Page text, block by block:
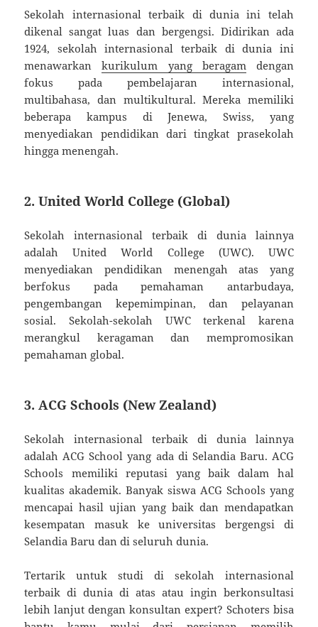
Sekolah internasional terbaik di dunia ini telah
dikenal sangat luas dan bergengsi. Didirikan ada
1924, sekolah internasional terbaik di dunia ini
menawarkankurikulum yang beragam dengan
fokus pada pembelajaran internasional,
multibahasa, dan multikultural. Mereka memiliki
beberapa kampus di Jenewa, Swiss, yang
menyediakan pendidikan dari tingkat prasekolah
hingga menengah.
2. United World College (Global)
Sekolah internasional terbaik di dunia lainnya
adalah United World College (UWC). UWC
menyediakan pendidikan menengah atas yang
berfokus pada pemahaman antarbudaya,
pengembangan kepemimpinan, dan pelayanan
sosial. Sekolah-sekolah UWC terkenal karena
merangkul keragaman dan mempromosikan
pemahaman global.
3. ACG Schools (New Zealand)
Sekolah internasional terbaik di dunia lainnya
adalah ACG School yang ada di Selandia Baru. ACG
Schools memiliki reputasi yang baik dalam hal
kualitas akademik. Banyak siswa ACG Schools yang
mencapai hasil ujian yang baik dan mendapatkan
kesempatan masuk ke universitas bergengsi di
Selandia Baru dan di seluruh dunia.
Tertarik untuk studi di sekolah internasional
terbaik di dunia di atas atau ingin berkonsultasi
lebih lanjut dengan konsultan expert? Schoters bisa